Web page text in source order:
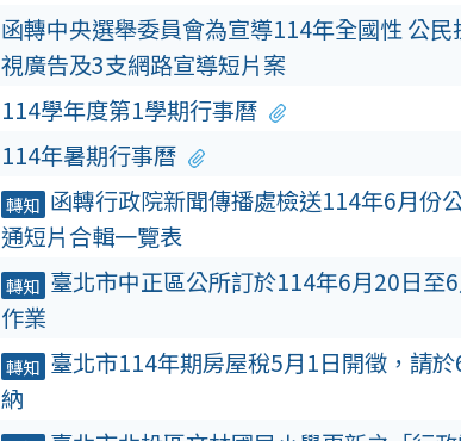
函轉中央選舉委員會為宣導114年全國性 公
視廣告及3支網路宣導短片案
114學年度第1學期行事曆
114年暑期行事曆
轉知 函轉行政院新聞傳播處檢送114年6月份
通短片合輯一覽表
轉知 臺北市中正區公所訂於114年6月20日至
作業
轉知 臺北市114年期房屋稅5月1日開徵，請
納